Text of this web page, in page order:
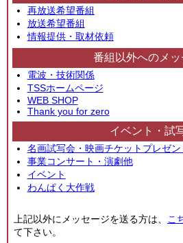
再放送希望番組
放送希望番組
情報提供・取材依頼
番組以外へのメッ
電波・技術関係
TSSホームページ
WEB SHOP
Thank you for zero
イベント・試
名画試写会・映画チケットプレゼン
事業コンサート・演劇他
イベント
わんぱく大作戦
上記以外にメッセージを送る方は、 こ
て下さい。